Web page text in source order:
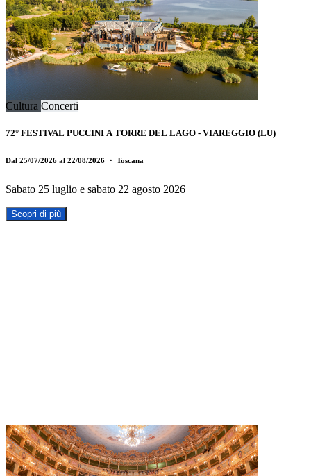
Cultura Concerti
72° FESTIVAL PUCCINI A TORRE DEL LAGO - VIAREGGIO (LU)
Dal 25/07/2026 al 22/08/2026 ・ Toscana
Sabato 25 luglio e sabato 22 agosto 2026
Scopri di più